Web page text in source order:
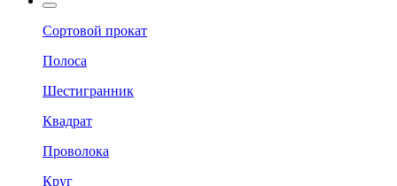
Сортовой прокат
Полоса
Шестигранник
Квадрат
Проволока
Круг